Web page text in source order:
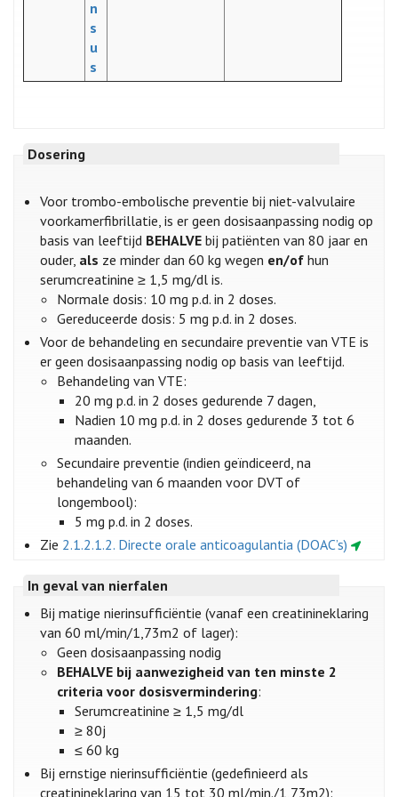
n
s
u
s
Dosering
Voor trombo-embolische preventie bij niet-valvulaire
voorkamerfibrillatie, is er geen dosisaanpassing nodig op
basis van leeftijd BEHALVEbij patiënten van 80 jaar en
ouder, als ze minder dan 60 kg wegen en/of hun
serumcreatinine ≥ 1,5 mg/dl is.
Normale dosis: 10 mg p.d. in 2 doses.
Gereduceerde dosis: 5 mg p.d. in 2 doses.
Voor de behandeling en secundaire preventie van VTE is
er geen dosisaanpassing nodig op basis van leeftijd.
Behandeling van VTE:
20 mg p.d. in 2 doses gedurende 7 dagen,
Nadien 10 mg p.d. in 2 doses gedurende 3 tot 6
maanden.
Secundaire preventie (indien geïndiceerd, na
behandeling van 6 maanden voor DVT of
longembool):
5 mg p.d. in 2 doses.
Zie 2.1.2.1.2. Directe orale anticoagulantia (DOAC’s)
In geval van nierfalen
Bij matige nierinsufficiëntie (vanaf een creatinineklaring
van 60 ml/min/1,73m2 of lager):
Geen dosisaanpassing nodig
BEHALVE bij aanwezigheid van ten minste 2
criteria voor dosisvermindering:
Serumcreatinine ≥ 1,5 mg/dl
≥ 80j
≤ 60 kg
Bij ernstige nierinsufficiëntie (gedefinieerd als
creatinineklaring van 15 tot 30 ml/min./1,73m2):